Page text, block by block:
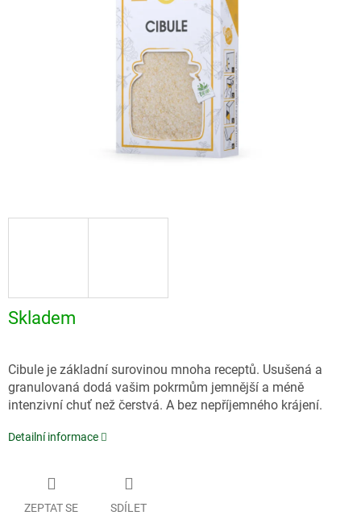
Skladem
Cibule je základní surovinou mnoha receptů. Usušená a
granulovaná dodá vašim pokrmům jemnější a méně
intenzivní chuť než čerstvá. A bez nepříjemného krájení.
Detailní informace
ZEPTAT SE SDÍLET